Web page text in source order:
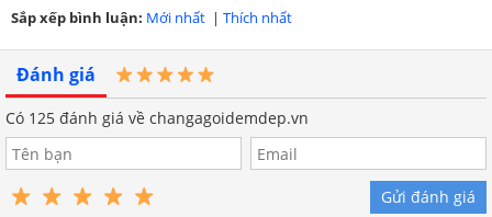
bông 200x220cm
02 vỏ gối đầu 45x65cm
bông 200x220cm
02 vỏ gối
Hướng dẫn vệ sinh bộ chăn ga gối Sông
Hồng Basic cotton BC23085
Cách giặt máy
Sắp xếp bình luận: Mới nhất | Thích nhất
Đánh giá
Có 125 đánh giá về changagoidemdep.vn
Gửi đánh giá